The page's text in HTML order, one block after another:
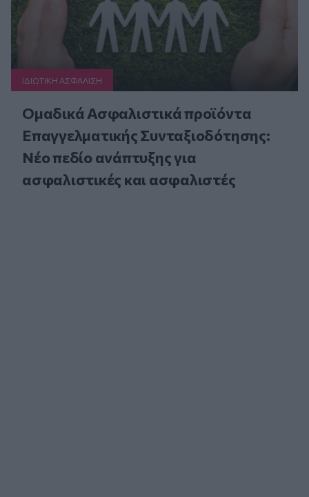
ΙΔΙΩΤΙΚΗ ΑΣΦAΛΙΣΗ
Ομαδικά Ασφαλιστικά προϊόντα
Επαγγελματικής Συνταξιοδότησης:
Νέο πεδίο ανάπτυξης για
ασφαλιστικές και ασφαλιστές